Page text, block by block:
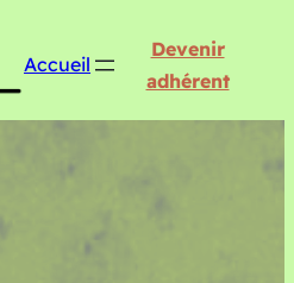
Accueil
Devenir
adhérent